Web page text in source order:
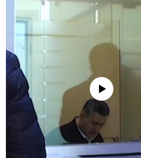
No media source currently